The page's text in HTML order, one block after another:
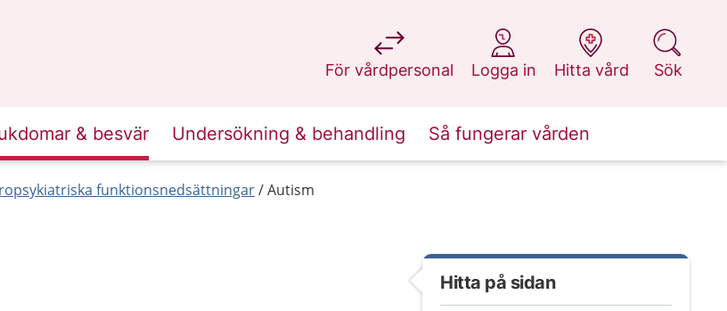
För vårdpersonal
på 1177.se
Logga in
på 1177.se
Hitta vård
på 1177.se
Sök
på 1177.se
& besvär Undersökning & behandling Så fungerar vården
funktionsnedsättningar Autism
Hitta på sidan